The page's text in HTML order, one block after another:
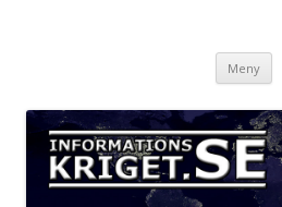
Meny